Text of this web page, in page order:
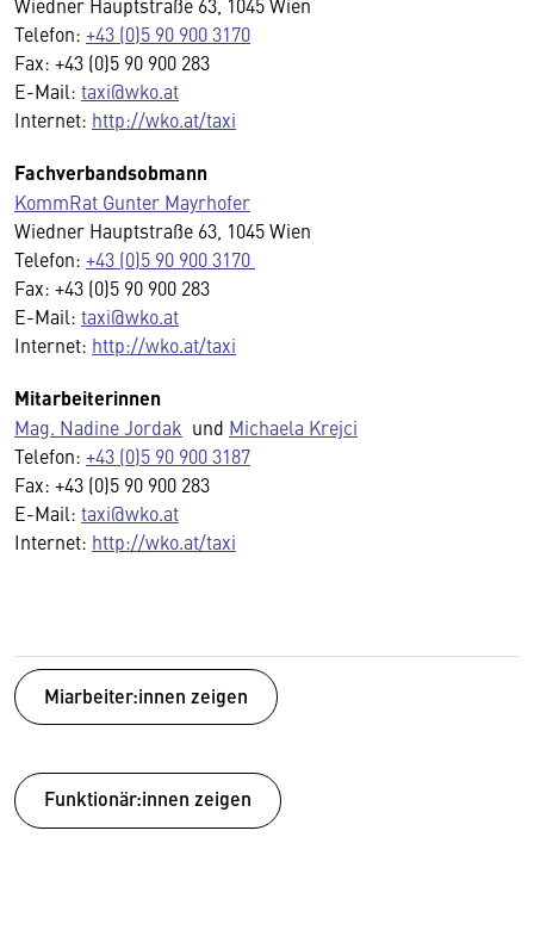
Telefon: +43 (0)5 90 900 3170
Fax: +43 (0)5 90 900 283
E-Mail: taxi@wko.at
Internet: http://wko.at/taxi
Fachverbandsobmann
KommRat Gunter Mayrhofer
Wiedner Hauptstraße 63, 1045 Wien
Telefon: +43 (0)5 90 900 3170
Fax: +43 (0)5 90 900 283
E-Mail: taxi@wko.at
Internet: http://wko.at/taxi
Mitarbeiterinnen
Mag. Nadine Jordak und Michaela Krejci
Telefon: +43 (0)5 90 900 3187
Fax: +43 (0)5 90 900 283
E-Mail: taxi@wko.at
Internet: http://wko.at/taxi
Miarbeiter:innen zeigen
Funktionär:innen zeigen